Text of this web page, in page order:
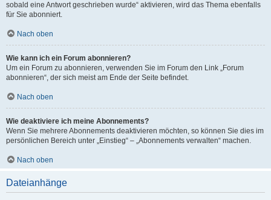
sobald eine Antwort geschrieben wurde“ aktivieren, wird das Thema ebenfalls
für Sie abonniert.
Nach oben
Wie kann ich ein Forum abonnieren?
Um ein Forum zu abonnieren, verwenden Sie im Forum den Link „Forum
abonnieren“, der sich meist am Ende der Seite befindet.
Nach oben
Wie deaktiviere ich meine Abonnements?
Wenn Sie mehrere Abonnements deaktivieren möchten, so können Sie dies im
persönlichen Bereich unter „Einstieg“ – „Abonnements verwalten“ machen.
Nach oben
Dateianhänge